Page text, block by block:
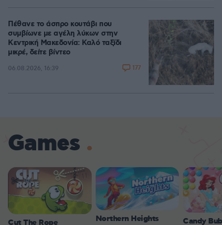
Πέθανε το άσπρο κουτάβι που
συμβίωνε με αγέλη λύκων στην
Κεντρική Μακεδονία: Καλό ταξίδι
μικρέ, δείτε βίντεο
06.08.2026, 16:39 177
Games
Cut The Rope Northern Heights Candy